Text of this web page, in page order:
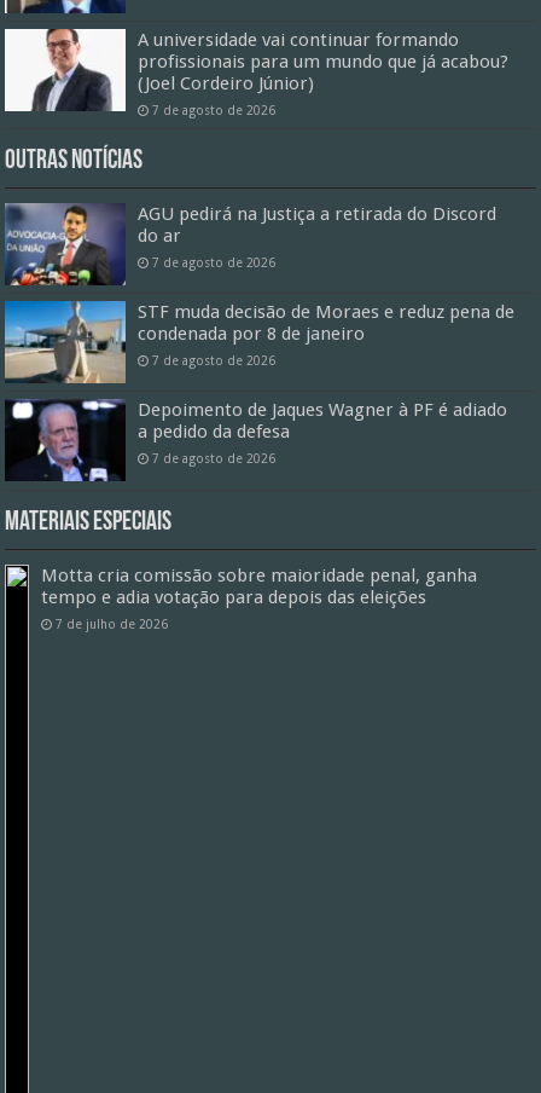
A universidade vai continuar formando
profissionais para um mundo que já acabou?
(Joel Cordeiro Júnior)
7 de agosto de 2026
Outras Notícias
AGU pedirá na Justiça a retirada do Discord
do ar
7 de agosto de 2026
STF muda decisão de Moraes e reduz pena de
condenada por 8 de janeiro
7 de agosto de 2026
Depoimento de Jaques Wagner à PF é adiado
a pedido da defesa
7 de agosto de 2026
Materiais especiais
Motta cria comissão sobre maioridade penal, ganha
tempo e adia votação para depois das eleições
7 de julho de 2026